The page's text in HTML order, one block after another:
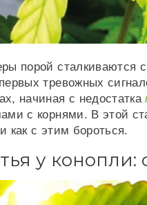
порой сталкиваются
тревожных
начиная с недостатка
с корнями. В этой
как с этим бороться.
у